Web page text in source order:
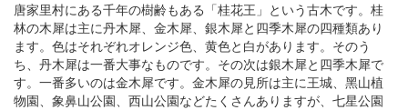
唐家里村にある千年の樹齢もある「桂花王」という古木です。桂
林の木犀は主に丹木犀、金木犀、銀木犀と四季木犀の四種類あり
ます。色はそれぞれオレンジ色、黄色と白があります。そのう
ち、丹木犀は一番大事なものです。その次は銀木犀と四季木犀で
す。一番多いのは金木犀です。金木犀の見所は主に王城、黑山植
物園、 象鼻山公園 、西山公園などたくさんありますが、 七星公園